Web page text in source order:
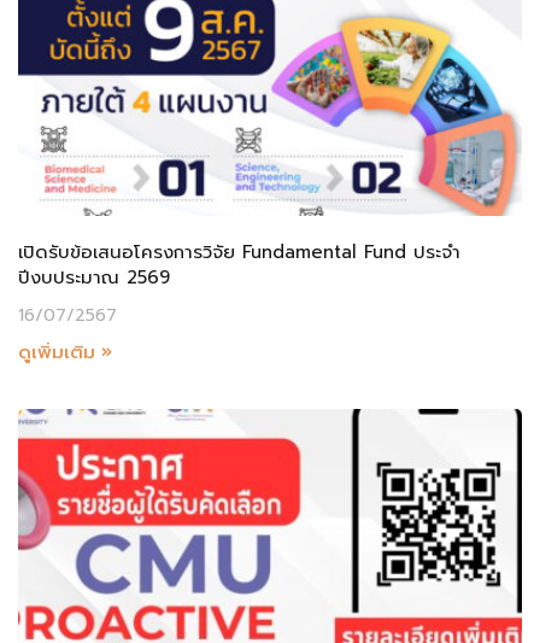
เปิดรับข้อเสนอโครงการวิจัย Fundamental Fund ประจำ
ปีงบประมาณ 2569
16/07/2567
ดูเพิ่มเติม »